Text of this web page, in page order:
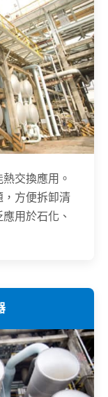
交換應用。
，方便拆卸清
用於石化、